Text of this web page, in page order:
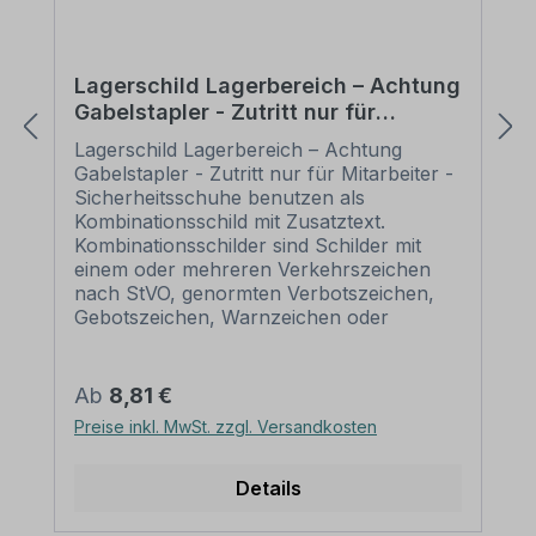
Lagerschild Lagerbereich – Achtung
Gabelstapler - Zutritt nur für
Mitarbeiter - Sicherheitsschuhe
benutzen - Kombi
Lagerschild Lagerbereich – Achtung
Gabelstapler - Zutritt nur für Mitarbeiter -
Sicherheitsschuhe benutzen als
Kombinationsschild mit Zusatztext.
Kombinationsschilder sind Schilder mit
einem oder mehreren Verkehrszeichen
nach StVO, genormten Verbotszeichen,
Gebotszeichen, Warnzeichen oder
oder neben den Zeichen angeordnet sind.
Aufgrund dieser Kombination und auch
der Möglichkeit, bestehende Inhalte zu
alle Anforderungen, um eine flexible,
Regulärer Preis:
Ab 8,81 €
Preise inkl. MwSt. zzgl. Versandkosten
Details